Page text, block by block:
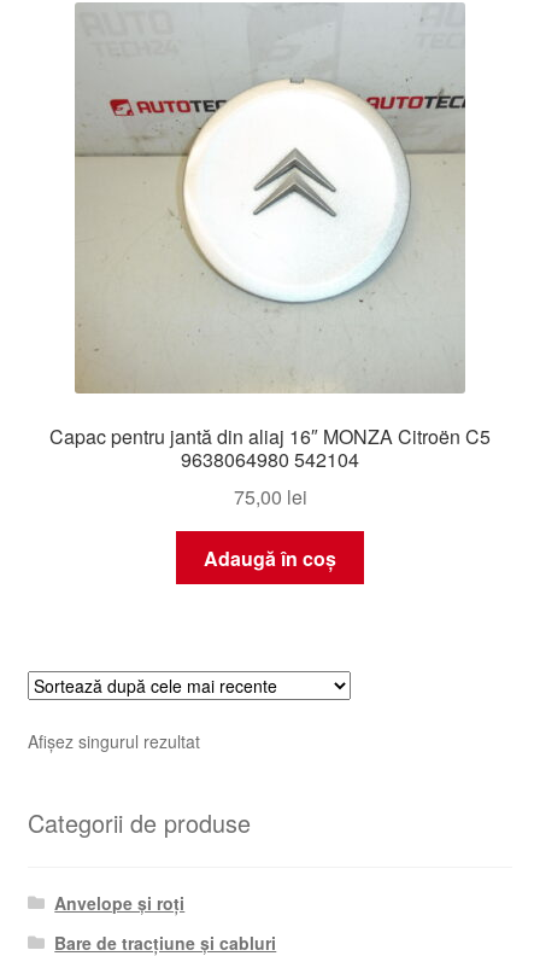
Capac pentru jantă din aliaj 16″ MONZA Citroën C5
9638064980 542104
75,00 lei
Adaugă în coș
Afișez singurul rezultat
Categorii de produse
Anvelope și roți
Bare de tracțiune și cabluri